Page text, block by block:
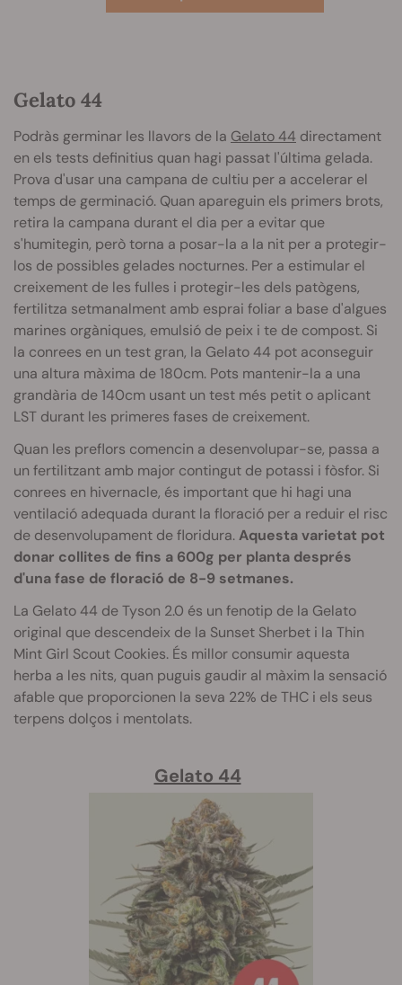
Gelato 44
Podràs germinar les llavors de la Gelato 44 directament
en els tests definitius quan hagi passat l'última gelada.
Prova d'usar una campana de cultiu per a accelerar el
temps de germinació. Quan apareguin els primers brots,
retira la campana durant el dia per a evitar que
s'humitegin, però torna a posar-la a la nit per a protegir-
los de possibles gelades nocturnes. Per a estimular el
creixement de les fulles i protegir-les dels patògens,
fertilitza setmanalment amb esprai foliar a base d'algues
marines orgàniques, emulsió de peix i te de compost. Si
la conrees en un test gran, la Gelato 44 pot aconseguir
una altura màxima de 180cm. Pots mantenir-la a una
grandària de 140cm usant un test més petit o aplicant
LST durant les primeres fases de creixement.
Quan les preflors comencin a desenvolupar-se, passa a
un fertilitzant amb major contingut de potassi i fòsfor. Si
conrees en hivernacle, és important que hi hagi una
ventilació adequada durant la floració per a reduir el risc
de desenvolupament de floridura.Aquesta varietat pot
donar collites de fins a 600g per planta després
d'una fase de floració de 8-9 setmanes.
La Gelato 44 de Tyson 2.0 és un fenotip de la Gelato
original que descendeix de la Sunset Sherbet i la Thin
Mint Girl Scout Cookies. És millor consumir aquesta
herba a les nits, quan puguis gaudir al màxim la sensació
afable que proporcionen la seva 22% de THC i els seus
terpens dolços i mentolats.
Gelato 44